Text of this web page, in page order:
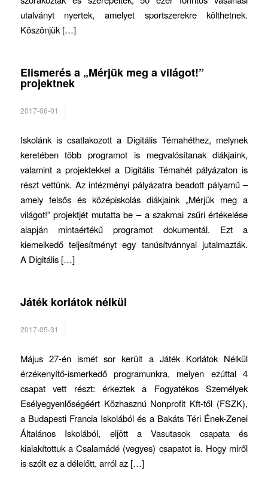
utalványt nyertek, amelyet sportszerekre költhetnek.
Köszönjük […]
Elismerés a „Mérjük meg a világot!”
projektnek
2017-06-01
Iskolánk is csatlakozott a Digitális Témahéthez, melynek
keretében több programot is megvalósítanak diákjaink,
valamint a projektekkel a Digitális Témahét pályázaton is
részt vettünk. Az intézményi pályázatra beadott pályamű –
amely felsős és középiskolás diákjaink „Mérjük meg a
világot!” projektjét mutatta be – a szakmai zsűri értékelése
alapján mintaértékű programot dokumentál. Ezt a
kiemelkedő teljesítményt egy tanúsítvánnyal jutalmazták.
A Digitális […]
Játék korlátok nélkül
2017-05-31
Május 27-én ismét sor került a Játék Korlátok Nélkül
érzékenyítő-ismerkedő programunkra, melyen ezúttal 4
csapat vett részt: érkeztek a Fogyatékos Személyek
Esélyegyenlőségéért Közhasznú Nonprofit Kft-től (FSZK),
a Budapesti Francia Iskolából és a Bakáts Téri Ének-Zenei
Általános Iskolából, eljött a Vasutasok csapata és
kialakítottuk a Csalamádé (vegyes) csapatot is. Hogy miről
is szólt ez a délelőtt, arról az […]